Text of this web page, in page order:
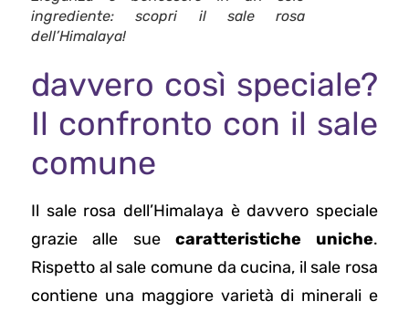
ingrediente: scopri il sale rosa
dell’Himalaya!
davvero così speciale?
Il confronto con il sale
comune
Il sale rosa dell’Himalaya è davvero speciale
grazie alle sue caratteristiche uniche.
Rispetto al sale comune da cucina, il sale rosa
contiene una maggiore varietà di minerali e